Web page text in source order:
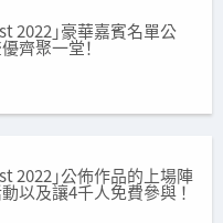
2022」豪華嘉賓名單公
齊聚一堂！
2022」公佈作品的上場陣
以及讓4千人免費參與 ！